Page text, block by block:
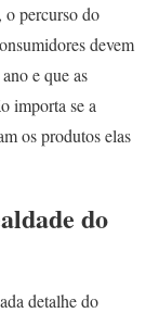
o percurso do
devem
e que as
importa se a
os produtos elas
do
detalhe do